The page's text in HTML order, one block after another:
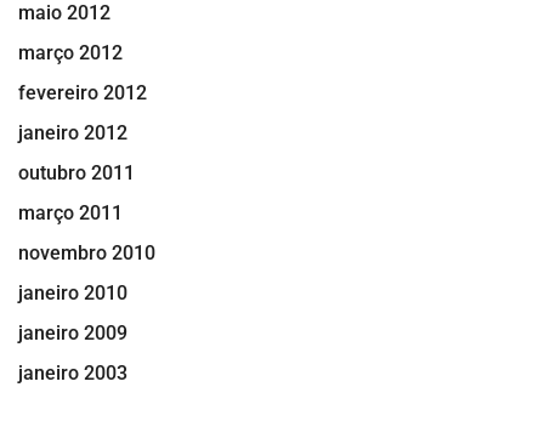
maio 2012
março 2012
fevereiro 2012
janeiro 2012
outubro 2011
março 2011
novembro 2010
janeiro 2010
janeiro 2009
janeiro 2003